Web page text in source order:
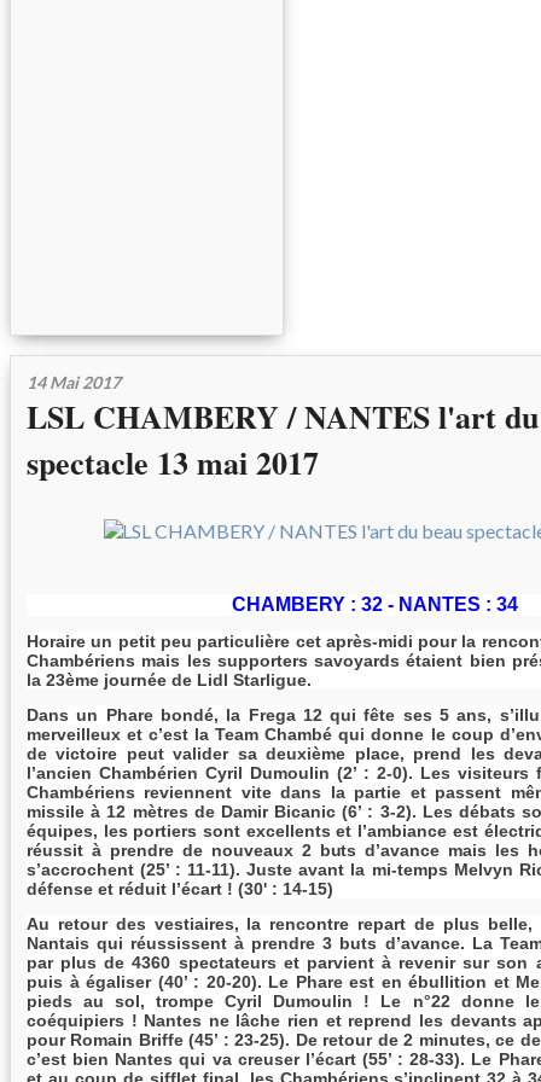
14 Mai 2017
LSL CHAMBERY / NANTES l'art
spectacle 13 mai 2017
CHAMBERY : 32 - NANTES : 34
Horaire un petit peu particulière cet après-midi pour la
Chambériens mais les supporters savoyards étaient bien
la 23ème journée de Lidl Starligue.
Dans un Phare bondé, la Frega 12 qui fête ses 5 ans,
merveilleux et c’est la Team Chambé qui donne le coup
de victoire peut valider sa deuxième place, prend les
l’ancien Chambérien Cyril Dumoulin (2’ : 2-0). Les
Chambériens reviennent vite dans la partie et passent
missile à 12 mètres de Damir Bicanic (6’ : 3-2). Les débats
équipes, les portiers sont excellents et l’ambiance est
réussit à prendre de nouveaux 2 buts d’avance mais les
s’accrochent (25’ : 11-11). Juste avant la mi-temps Melvyn
défense et réduit l’écart ! (30' : 14-15)
Au retour des vestiaires, la rencontre repart de plus
Nantais qui réussissent à prendre 3 buts d’avance. La
par plus de 4360 spectateurs et parvient à revenir sur son
puis à égaliser (40’ : 20-20). Le Phare est en ébullition et
pieds au sol, trompe Cyril Dumoulin ! Le n°22 donne
coéquipiers ! Nantes ne lâche rien et reprend les devants
pour Romain Briffe (45’ : 23-25). De retour de 2 minutes, ce
c’est bien Nantes qui va creuser l’écart (55’ : 28-33). Le